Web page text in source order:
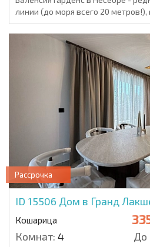
линии (до моря всего 20 метров!),
Рассрочка
ID 15506 Дом в Гранд
Кошарица
Комнат: 4 До